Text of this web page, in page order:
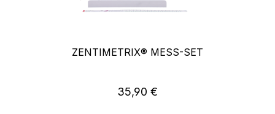
ZENTIMETRIX® MESS-SET
Regulärer Preis:
35,90 €